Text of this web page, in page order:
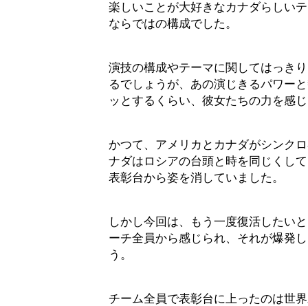
楽しいことが大好きなカナダらしい
ならではの構成でした。
演技の構成やテーマに関してはっき
るでしょうが、あの演じきるパワー
ッとするくらい、彼女たちの力を感
かつて、アメリカとカナダがシンク
ナダはロシアの台頭と時を同じくし
表彰台から姿を消していました。
しかし今回は、もう一度復活したい
ーチ全員から感じられ、それが爆発
う。
チーム全員で表彰台に上ったのは世